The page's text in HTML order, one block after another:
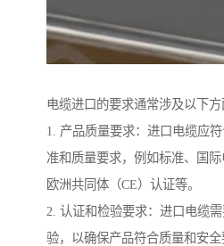
电缆进口的要求通常涉及以下方
1. 产品质量要求：进口电缆应
准和质量要求，例如标准、国
欧洲共同体（CE）认证等。
2. 认证和检验要求：进口电缆
验，以确保产品符合质量和安